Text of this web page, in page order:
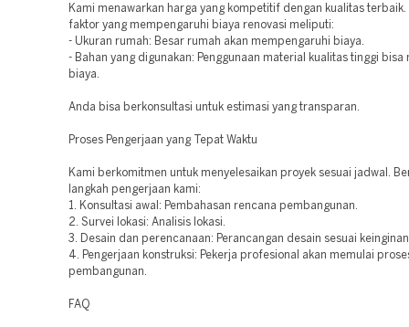
Kami menawarkan harga yang kompetitif dengan kualitas
faktor yang mempengaruhi biaya renovasi meliputi:
- Ukuran rumah: Besar rumah akan mempengaruhi biaya.
- Bahan yang digunakan: Penggunaan material kualitas tinggi bisa
biaya.
Anda bisa berkonsultasi untuk estimasi yang transparan.
Proses Pengerjaan yang Tepat Waktu
Kami berkomitmen untuk menyelesaikan proyek sesuai jadwal.
langkah pengerjaan kami:
1. Konsultasi awal: Pembahasan rencana pembangunan.
2. Survei lokasi: Analisis lokasi.
3. Desain dan perencanaan: Perancangan desain sesuai
4. Pengerjaan konstruksi: Pekerja profesional akan memulai
pembangunan.
FAQ